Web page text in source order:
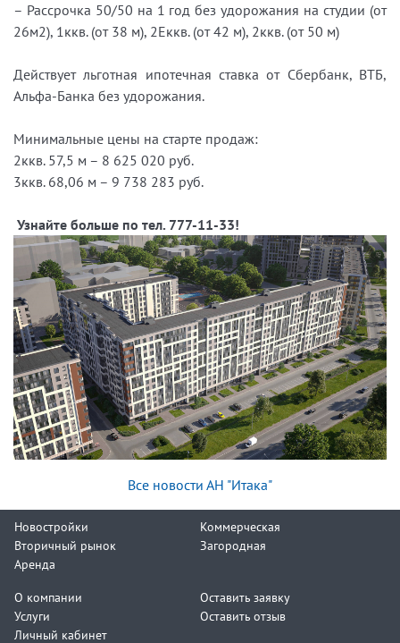
– Рассрочка 50/50 на 1 год без удорожания на студии (от
26м2), 1ккв. (от 38 м), 2Еккв. (от 42 м), 2ккв. (от 50 м)
Действует льготная ипотечная ставка от Сбербанк, ВТБ,
Альфа-Банка без удорожания.
Минимальные цены на старте продаж:
2ккв. 57,5 м – 8 625 020 руб.
3ккв. 68,06 м – 9 738 283 руб.
Узнайте больше по тел. 777-11-33!
Все новости АН "Итака"
Новостройки
Вторичный рынок
Аренда
Коммерческая
Загородная
О компании
Услуги
Личный кабинет
Оставить заявку
Оставить отзыв